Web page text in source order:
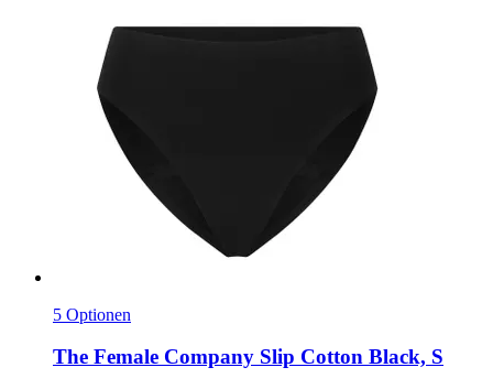
5 Optionen
The Female Company Slip Cotton Black, S